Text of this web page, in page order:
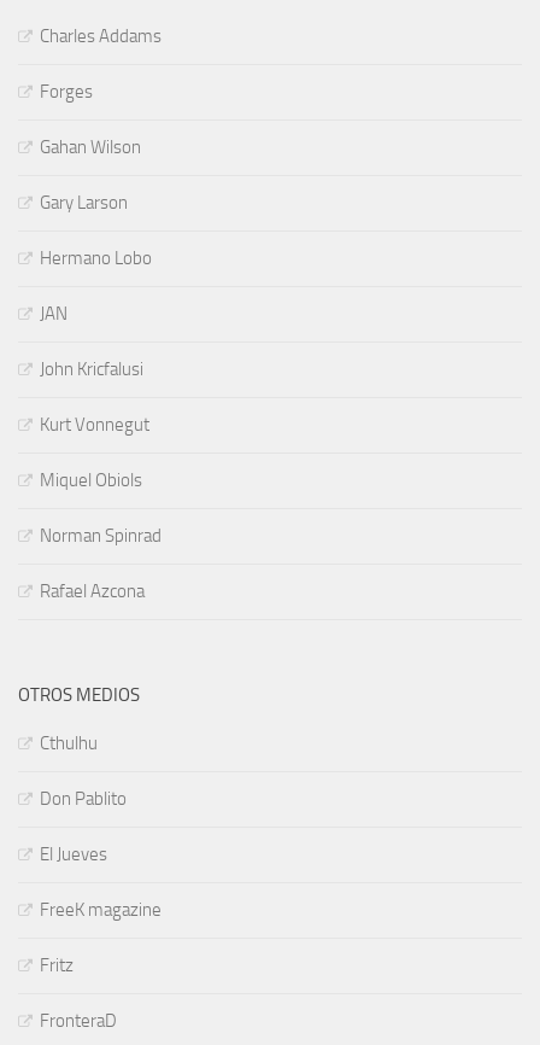
Charles Addams
Forges
Gahan Wilson
Gary Larson
Hermano Lobo
JAN
John Kricfalusi
Kurt Vonnegut
Miquel Obiols
Norman Spinrad
Rafael Azcona
OTROS MEDIOS
Cthulhu
Don Pablito
El Jueves
FreeK magazine
Fritz
FronteraD